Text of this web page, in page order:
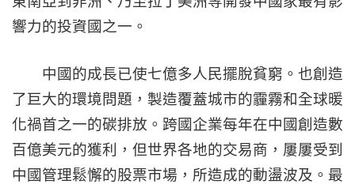
響力的投資國之一。
中國的成長已使七億多人民擺脫貧窮。也創造
了巨大的環境問題，製造覆蓋城市的霾霧和全球暖
化禍首之一的碳排放。跨國企業每年在中國創造數
百億美元的獲利，但世界各地的交易商，屢屢受到
中國管理鬆懈的股票市場，所造成的動盪波及。最